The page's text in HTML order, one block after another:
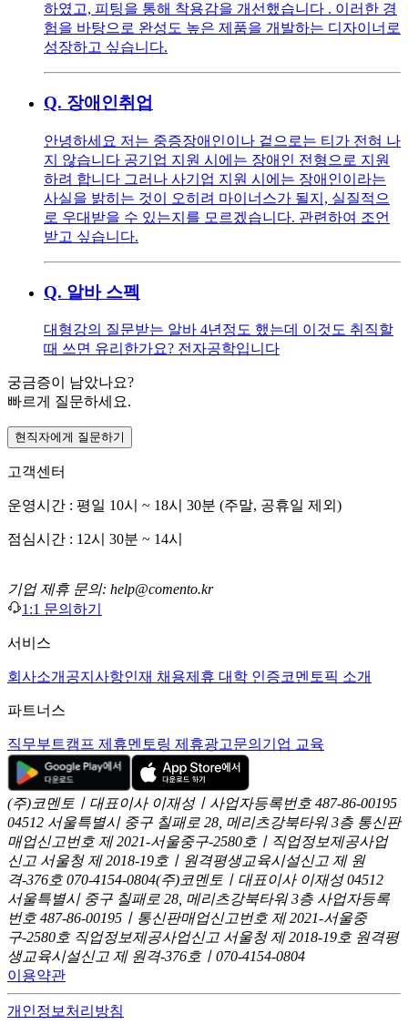
하였고, 피팅을 통해 착용감을 개선했습니다 . 이러한 경
험을 바탕으로 완성도 높은 제품을 개발하는 디자이너로
성장하고 싶습니다.
Q. 장애인취업
안녕하세요 저는 중증장애인이나 겉으로는 티가 전혀 나
지 않습니다 공기업 지원 시에는 장애인 전형으로 지원
하려 합니다 그러나 사기업 지원 시에는 장애인이라는
사실을 밝히는 것이 오히려 마이너스가 될지, 실질적으
로 우대받을 수 있는지를 모르겠습니다. 관련하여 조언
받고 싶습니다.
Q. 알바 스펙
대형강의 질문받는 알바 4년정도 했는데 이것도 취직할
때 쓰면 유리한가요? 전자공학입니다
궁금증이 남았나요?
빠르게 질문하세요.
현직자에게 질문하기
고객센터
운영시간 : 평일 10시 ~ 18시 30분 (주말, 공휴일 제외)
점심시간 : 12시 30분 ~ 14시
기업 제휴 문의: help@comento.kr
1:1 문의하기
서비스
회사소개 공지사항인재 채용제휴 대학 인증코멘토픽 소개
파트너스
직무부트캠프 제휴멘토링 제휴광고문의 기업 교육
(주)코멘토ㅣ대표이사 이재성ㅣ사업자등록번호 487-86-00195
04512 서울특별시 중구 칠패로 28, 메리츠강북타워 3층 통신판
매업신고번호 제 2021-서울중구-2580호ㅣ직업정보제공사업
신고 서울청 제 2018-19호ㅣ원격평생교육시설신고 제 원
격-376호 070-4154-0804(주)코멘토ㅣ대표이사 이재성 04512
서울특별시 중구 칠패로 28, 메리츠강북타워 3층 사업자등록
번호 487-86-00195ㅣ통신판매업신고번호 제 2021-서울중
구-2580호 직업정보제공사업신고 서울청 제 2018-19호 원격평
생교육시설신고 제 원격-376호ㅣ070-4154-0804
이용약관
개인정보처리방침